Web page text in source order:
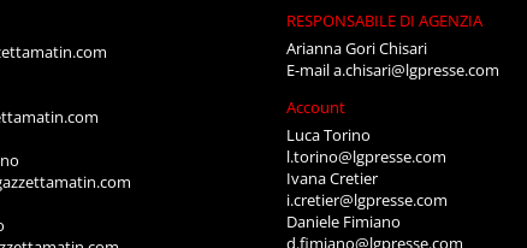
RESPONSABILE DI AGENZIA
Arianna Gori Chisari
E-maila.chisari@lgpresse.com
Account
Luca Torino
l.torino@lgpresse.com
Ivana Cretier
i.cretier@lgpresse.com
Daniele Fimiano
d.fimiano@lgpresse.com